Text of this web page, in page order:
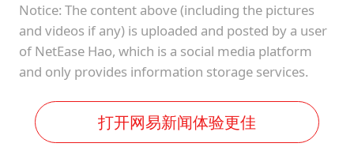
Notice: The content above (including the pictures
and videos if any) is uploaded and posted by a user
of NetEase Hao, which is a social media platform
and only provides information storage services.
打开网易新闻体验更佳